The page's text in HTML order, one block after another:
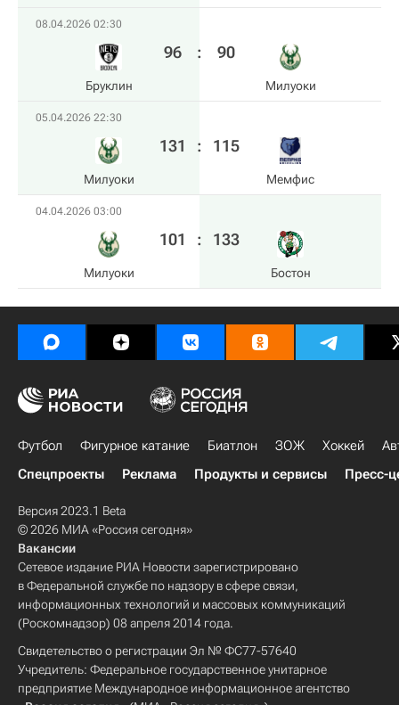
08.04.2026 02:30
Бруклин
96 : 90
Милуоки
05.04.2026 22:30
Милуоки
131 : 115
Мемфис
04.04.2026 03:00
Милуоки
101 : 133
Бостон
Футбол Фигурное катание Биатлон ЗОЖ Хоккей
Спецпроекты
Реклама Продукты и сервисы Пресс-
Версия 2023.1 Beta
© 2026 МИА «Россия сегодня»
Вакансии
Сетевое издание РИА Новости зарегистрировано
в Федеральной службе по надзору в сфере связи,
информационных технологий и массовых коммуникаций
(Роскомнадзор) 08 апреля 2014 года.
Свидетельство о регистрации Эл № ФС77-57640
Учредитель: Федеральное государственное унитарное
предприятие Международное информационное агентство